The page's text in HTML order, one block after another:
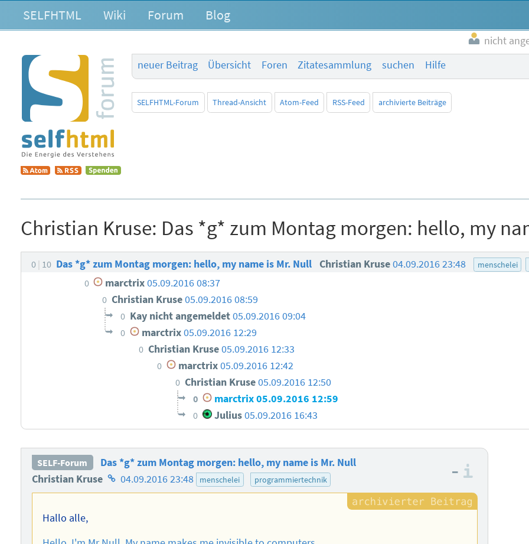
SELFHTML Wiki Forum Blog
nicht
neuer Beitrag
Übersicht Foren Zitatesammlung suchen Hilfe
SELFHTML-Forum Thread-Ansicht Atom-Feed RSS-Feed archivierte Beiträge
Christian Kruse: Das *g* zum Montag morgen: hello, my
0 10 Das *g* zum Montag morgen: hello, my name is Mr. Null Christian Kruse04.09.2016 23:48 menschelei
0 marctrix05.09.2016 08:37
0 Christian Kruse05.09.2016 08:59
0 Kay nicht angemeldet05.09.2016 09:04
0 marctrix05.09.2016 12:29
0 Christian Kruse05.09.2016 12:33
0 marctrix 05.09.2016 12:42
0 Christian Kruse05.09.2016 12:50
0 marctrix05.09.2016 12:59
0 Julius05.09.2016 16:43
SELF-Forum
Das *g* zum Montag morgen: hello, my name is Mr. Null
Christian Kruse Homepage
des
04.09.2016 23:48 menschelei programmiertechnik –
Hallo alle,